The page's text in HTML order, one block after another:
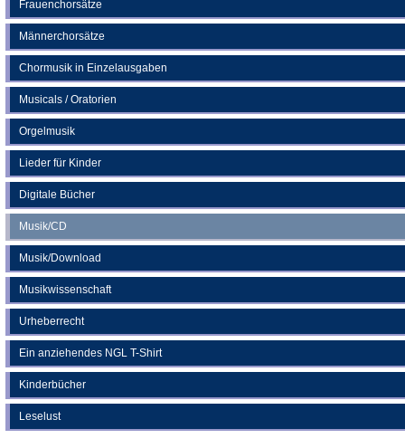
Frauenchorsätze
Männerchorsätze
Chormusik in Einzelausgaben
Musicals / Oratorien
Orgelmusik
Lieder für Kinder
Digitale Bücher
Musik/CD
Musik/Download
Musikwissenschaft
Urheberrecht
Ein anziehendes NGL T-Shirt
Kinderbücher
Leselust